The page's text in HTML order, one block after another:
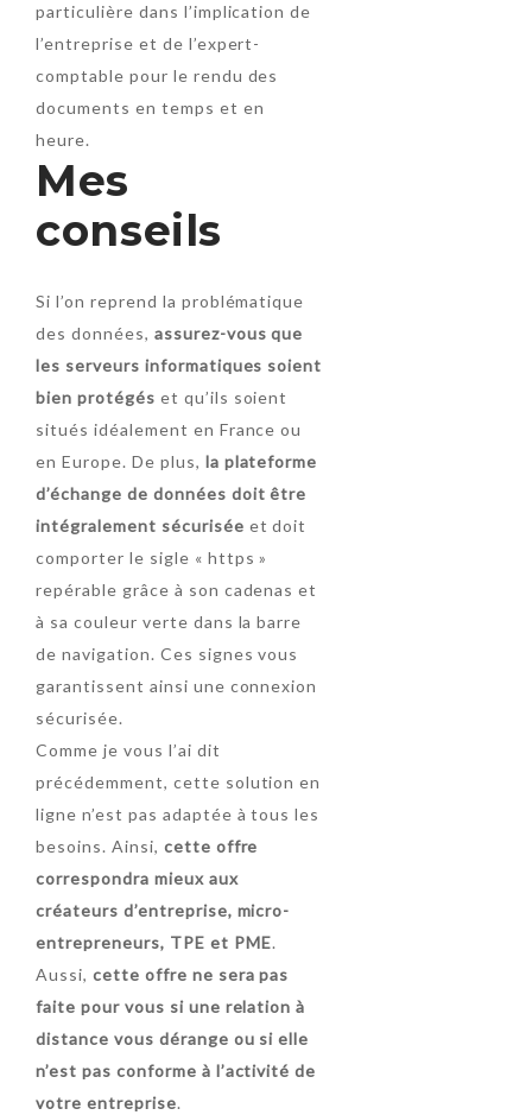
particulière dans l’implication de
l’entreprise et de l’expert-
comptable pour le rendu des
documents en temps et en
heure.
Mes
conseils
Si l’on reprend la problématique
des données, assurez-vous que
les serveurs informatiques soient
bien protégés et qu’ils soient
situés idéalement en France ou
en Europe. De plus, la plateforme
d’échange de données doit être
intégralement sécurisée et doit
comporter le sigle « https »
repérable grâce à son cadenas et
à sa couleur verte dans la barre
de navigation. Ces signes vous
garantissent ainsi une connexion
sécurisée.
Comme je vous l’ai dit
précédemment, cette solution en
ligne n’est pas adaptée à tous les
besoins. Ainsi, cette offre
correspondra mieux aux
créateurs d’entreprise, micro-
entrepreneurs, TPE et PME.
Aussi, cette offre ne sera pas
faite pour vous si une relation à
distance vous dérange ou si elle
n’est pas conforme à l’activité de
votre entreprise.